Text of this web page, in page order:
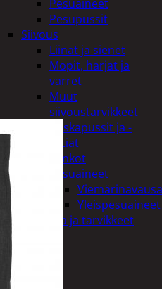
Pesuaineet
Pesupussit
Siivous
Liinat ja sienet
Mopit, harjat ja
varret
Muut
siivoustarvikkeet
Roskapussit ja -
astiat
Sankot
Pesuaineet
Yleispesuaineet
Eläintenruoka ja tarvikkeet